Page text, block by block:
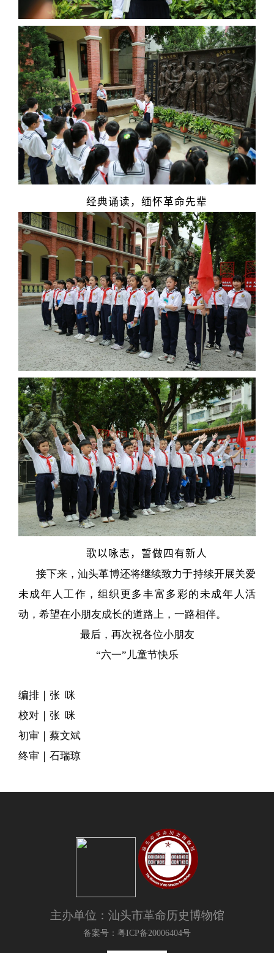
经典诵读，缅怀革命先辈
歌以咏志，誓做四有新人
接下来，汕头革博还将继续致力于持续开展关爱
未成年人工作，组织更多丰富多彩的未成年人活
动，希望在小朋友成长的道路上，一路相伴。
最后，再次祝各位小朋友
“六一”儿童节快乐
编排｜张 咪
校对｜张 咪
初审｜蔡文斌
终审｜石瑞琼
主办单位：汕头市革命历史博物馆
备案号：粤ICP备20006404号